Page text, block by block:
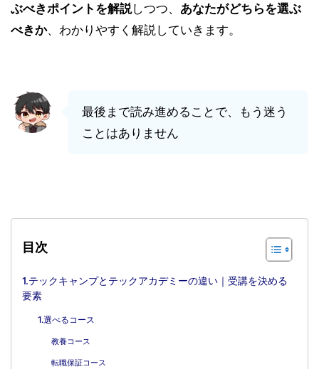
ぶべきポイントを解説しつつ、 あなたがどちらを選ぶ
べきか、わかりやすく解説していきます。
最後まで読み進めることで、もう迷う
ことはありません
目次
1.テックキャンプとテックアカデミーの違い｜受講を決める
要素
1.選べるコース
教養コース
転職保証コース